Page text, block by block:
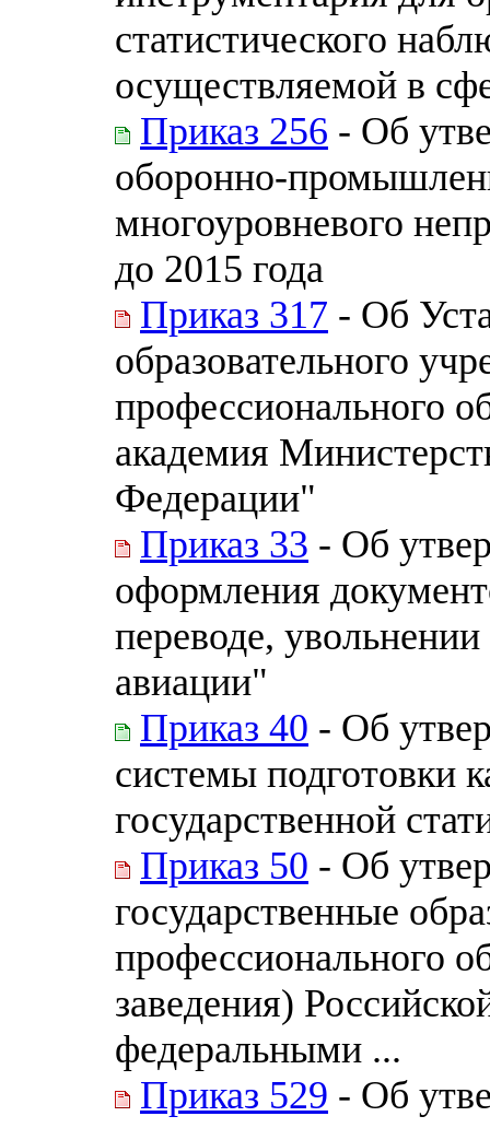
статистического
осуществляемой в
Приказ 256 - Об
оборонно-
многоуровневого
до 2015 года
Приказ 317 - Об
образовательного
профессионального
академия
Федерации"
Приказ 33 - Об
оформления
переводе,
авиации"
Приказ 40 - Об
системы подготовки
государственной
Приказ 50 - Об
государственные
профессионального
заведения)
федеральными ...
Приказ 529 - Об